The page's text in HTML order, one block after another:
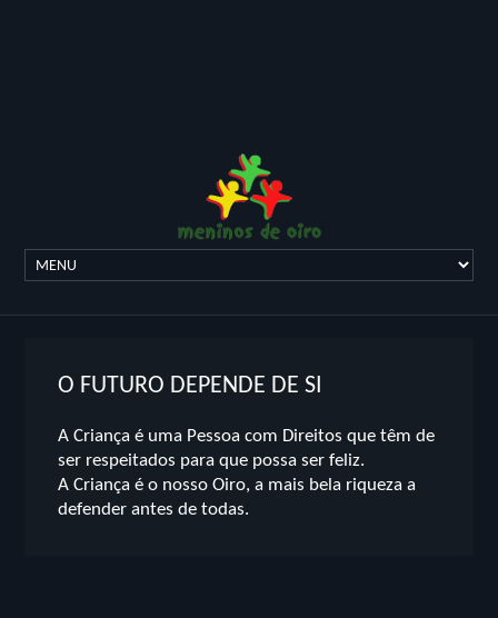
O FUTURO DEPENDE DE SI
A Criança é uma Pessoa com Direitos que têm de
ser respeitados para que possa ser feliz.
A Criança é o nosso Oiro, a mais bela riqueza a
defender antes de todas.